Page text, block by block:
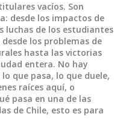
vacíos. Son
desde los impactos de
luchas de los estudiantes
los problemas de
hasta las victorias
entera. No hay
que pasa, lo que duele,
raíces aquí, o
pasa en una de las
de Chile, esto es para